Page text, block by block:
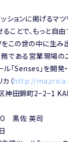
ションに掲げるマツ
ことで、もっと自由
この世の中に生み
である営業現場の
「Senses」を開発
（http://
神田錦町2−2−1
黒佐 英司